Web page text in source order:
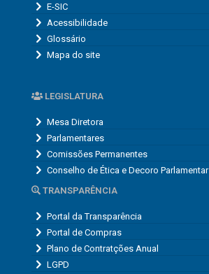
E-SIC
Acessibilidade
Glossário
Mapa do site
LEGISLATURA
Mesa Diretora
Parlamentares
Comissões Permanentes
Conselho de Ética e Decoro Parlamentar
TRANSPARÊNCIA
Portal da Transparência
Portal de Compras
Plano de Contratções Anual
LGPD